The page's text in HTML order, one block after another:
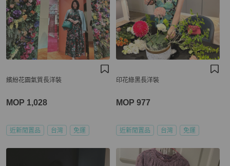
繽紛花園氣質長洋裝
MOP 1,028
近新閒置品 台灣 免運
印花綠黑長洋裝
MOP 977
近新閒置品 台灣 免運